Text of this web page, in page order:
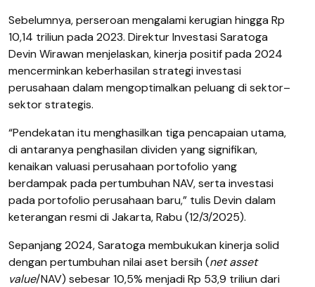
Sebelumnya, perseroan mengalami kerugian hingga Rp
10,14 triliun pada 2023. Direktur Investasi Saratoga
Devin Wirawan menjelaskan, kinerja positif pada 2024
mencerminkan keberhasilan strategi investasi
perusahaan dalam mengoptimalkan peluang di sektor–
sektor strategis.
“Pendekatan itu menghasilkan tiga pencapaian utama,
di antaranya penghasilan dividen yang signifikan,
kenaikan valuasi perusahaan portofolio yang
berdampak pada pertumbuhan NAV, serta investasi
pada portofolio perusahaan baru,” tulis Devin dalam
keterangan resmi di Jakarta, Rabu (12/3/2025).
Sepanjang 2024, Saratoga membukukan kinerja solid
dengan pertumbuhan nilai aset bersih (net asset
value/NAV) sebesar 10,5% menjadi Rp 53,9 triliun dari